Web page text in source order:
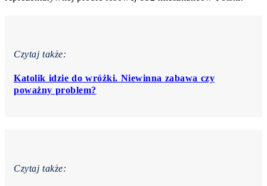
Czytaj także:
Katolik idzie do wróżki. Niewinna zabawa czy
poważny problem?
Czytaj także: